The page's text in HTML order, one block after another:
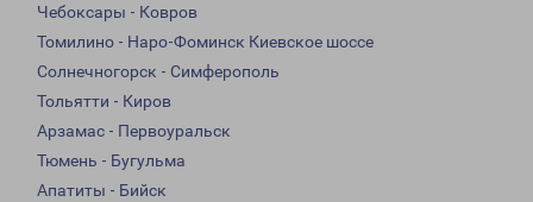
Чебоксары - Ковров
Томилино - Наро-Фоминск Киевское шоссе
Солнечногорск - Симферополь
Тольятти - Киров
Арзамас - Первоуральск
Тюмень - Бугульма
Апатиты - Бийск